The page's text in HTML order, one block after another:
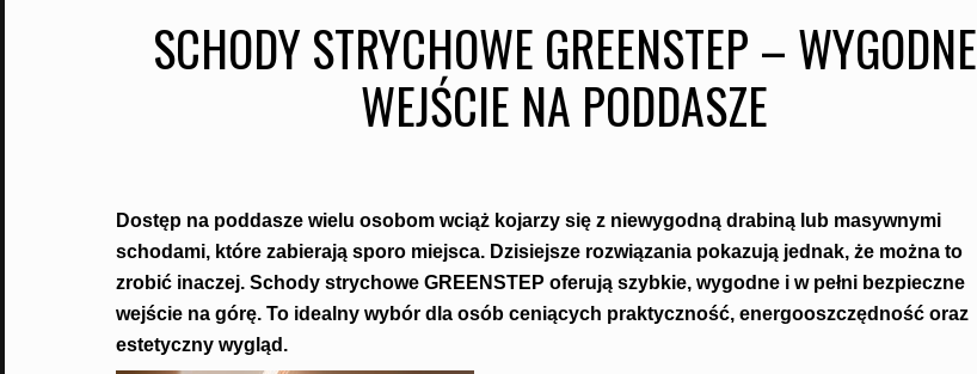
SCHODY STRYCHOWE GREENSTEP – WYGODNE
WEJŚCIE NA PODDASZE
Dostęp na poddasze wielu osobom wciąż kojarzy się z niewygodną drabiną lub masywnymi
schodami, które zabierają sporo miejsca. Dzisiejsze rozwiązania pokazują jednak, że można to
zrobić inaczej. Schody strychowe GREENSTEP oferują szybkie, wygodne i w pełni bezpieczne
wejście na górę. To idealny wybór dla osób ceniących praktyczność, energooszczędność oraz
estetyczny wygląd.